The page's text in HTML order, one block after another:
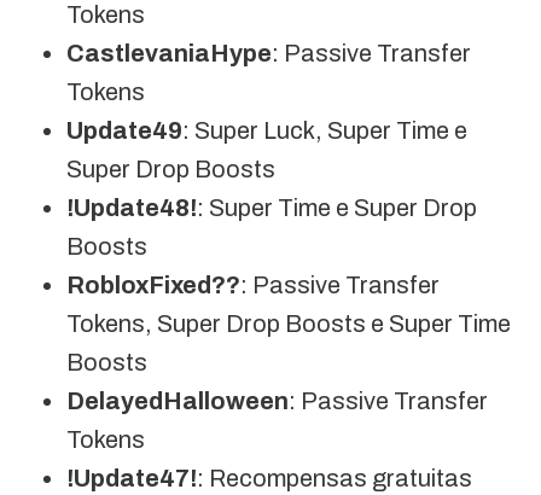
Tokens
CastlevaniaHype: Passive Transfer
Tokens
Update49: Super Luck, Super Time e
Super Drop Boosts
!Update48!: Super Time e Super Drop
Boosts
RobloxFixed??: Passive Transfer
Tokens, Super Drop Boosts e Super Time
Boosts
DelayedHalloween: Passive Transfer
Tokens
!Update47!: Recompensas gratuitas